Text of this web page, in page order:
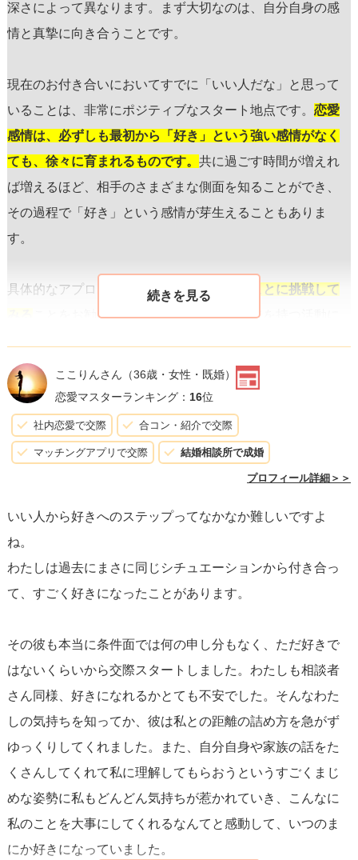
深さによって異なります。まず大切なのは、自分自身の感
情と真摯に向き合うことです。
現在のお付き合いにおいてすでに「いい人だな」と思って
いることは、非常にポジティブなスタート地点です。 恋愛
感情は、必ずしも最初から「好き」という強い感情がなく
ても、徐々に育まれるものです。 共に過ごす時間が増えれ
ば増えるほど、相手のさまざまな側面を知ることができ、
その過程で「好き」という感情が芽生えることもありま
す。
具体的なアプローチとして、 一緒に新しいことに挑戦して
ことをお勧めします。共通の趣味や興味を持つ活動に
二人の関係性を深めるチャンスとなるでしょう。このよう
な共通の経験は、ふたりの絆を強め、お互いへの理解を深
める助けになります。
また、感情の変化には時間が必要であることを忘れないで
とが大切です。一方で、ある程度の期間が経過しても「好
き」という感情がまったく芽生えない場合は、無理に感情
を押し付けることなく、関係を見直すことも重要です。
しながら、自分の心と相談しながらその関係を深めていく
ことをお勧めします。そして、あなた自身の感情に正直に
従い、その感情がどのように変わっていくのかを観察して
みてください。
恋愛は、一筋縄ではいかない複雑なものです。自分自身や
相手に対する理解を深めながら、あなたにとって最適な関
係を築いていくことができれば幸いです。
ここりんさん （36歳・女性・既婚）
恋愛マスターランキング： 16位
社内恋愛で交際 合コン・紹介で交際
マッチングアプリで交際 結婚相談所で成婚
プロフィール詳細＞＞
いい人から好きへのステップってなかなか難しいですよ
ね。
わたしは過去にまさに同じシチュエーションから付き合っ
て、すごく好きになったことがあります。
その彼も本当に条件面では何の申し分もなく、ただ好きで
はないくらいから交際スタートしました。わたしも相談者
さん同様、好きになれるかとても不安でした。そんなわた
しの気持ちを知ってか、彼は私との距離の詰め方を急がず
ゆっくりしてくれました。また、自分自身や家族の話をた
くさんしてくれて私に理解してもらおうというすごくまじ
めな姿勢に私もどんどん気持ちが惹かれていき、こんなに
私のことを大事にしてくれるなんてと感動して、いつのま
にか好きになっていました。